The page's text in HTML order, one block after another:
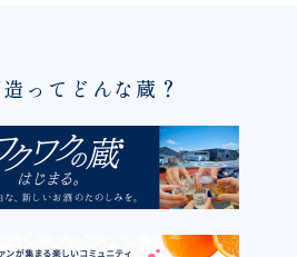
ってどんな蔵？